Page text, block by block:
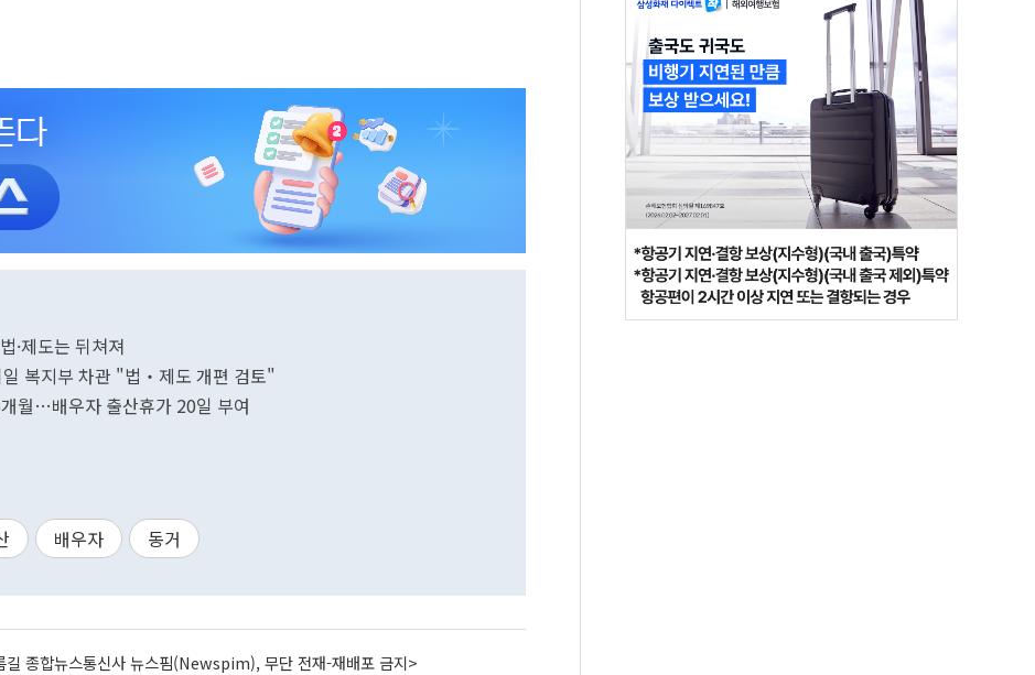
·제도는 뒤쳐져
복지부 차관 "법‧제도 개편 검토"
월…배우자 출산휴가 20일 부여
배우자 동거
길 종합뉴스통신사 뉴스핌(Newspim), 무단 전재-재배포 금지>